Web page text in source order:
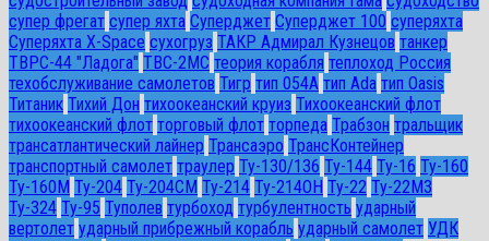
супер фрегат супер яхта Суперджет Суперджет 100 суперяхта
Суперяхта X-Space сухогруз ТАКР Адмирал Кузнецов танкер
ТВРС-44 "Ладога" ТВС-2МС теория корабля теплоход Россия
техобслуживание самолетов Тигр тип 054А тип Ada тип Oasis
Титаник Тихий Дон тихоокеанский круиз Тихоокеанский флот
тихоокеанский флот торговый флот торпеда Трабзон тральщик
трансатлантический лайнер Трансаэро ТрансКонтейнер
транспортный самолет траулер Ту-130/136 Ту-144 Ту-16 Ту-160
Ту-160М Ту-204 Ту-204СМ Ту-214 Ту-214ОН Ту-22 Ту-22М3
Ту-324 Ту-95 Туполев турбоход турбулентность ударный
вертолет ударный прибрежный корабль ударный самолет УДК